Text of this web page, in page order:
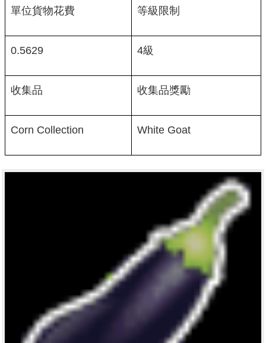
單位貨物花費 等級限制
0.5629 4級
收集品 收集品獎勵
Corn Collection White Goat